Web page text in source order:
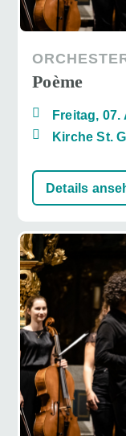
Poème
Freitag,
Kirche St.
Details